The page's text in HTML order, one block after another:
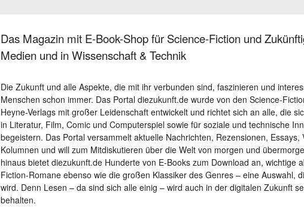
Das Magazin mit E-Book-Shop für Science-Fiction und
Medien und in Wissenschaft & Technik
Die Zukunft und alle Aspekte, die mit ihr verbunden sind, faszinieren und
Menschen schon immer. Das Portal diezukunft.de wurde von den Science-
Heyne-Verlags mit großer Leidenschaft entwickelt und richtet sich an alle, die
in Literatur, Film, Comic und Computerspiel sowie für soziale und technische
begeistern. Das Portal versammelt aktuelle Nachrichten, Rezensionen, Essays,
Kolumnen und will zum Mitdiskutieren über die Welt von morgen und
hinaus bietet diezukunft.de Hunderte von E-Books zum Download an, wichtige
Fiction-Romane ebenso wie die großen Klassiker des Genres – eine Auswahl,
wird. Denn Lesen – da sind sich alle einig – wird auch in der digitalen Zukunft
behalten.